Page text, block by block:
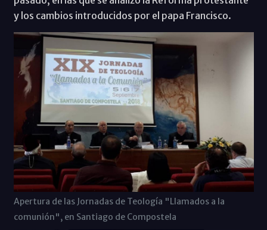
y los cambios introducidos por el papa Francisco.
Apertura de las Jornadas de Teología "Llamados a la
comunión", en Santiago de Compostela